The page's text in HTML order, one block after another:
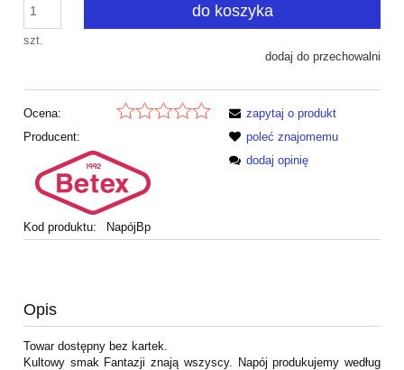
szt.
do koszyka
dodaj do przechowalni
Ocena:
Producent:
Kod produktu: NapójBp
zapytaj o produkt
poleć znajomemu
dodaj opinię
Opis
Towar dostępny bez kartek.
Kultowy smak Fantazji znają wszyscy. Napój produkujemy według